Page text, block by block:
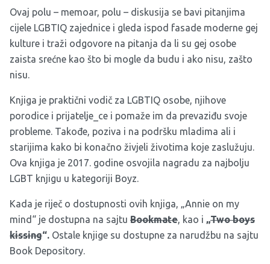
Ovaj polu – memoar, polu – diskusija se bavi pitanjima
cijele LGBTIQ zajednice i gleda ispod fasade moderne gej
kulture i traži odgovore na pitanja da li su gej osobe
zaista srećne kao što bi mogle da budu i ako nisu, zašto
nisu.
Knjiga je praktični vodič za LGBTIQ osobe, njihove
porodice i prijatelje_ce i pomaže im da prevaziđu svoje
probleme. Takođe, poziva i na podršku mladima ali i
starijima kako bi konačno živjeli životima koje zaslužuju.
Ova knjiga je 2017. godine osvojila nagradu za najbolju
LGBT knjigu u kategoriji Boyz.
Kada je riječ o dostupnosti ovih knjiga, „Annie on my
mind“ je dostupna na sajtu Bookmate, kao i „Two boys
kissing“. Ostale knjige su dostupne za narudžbu na sajtu
Book Depository.